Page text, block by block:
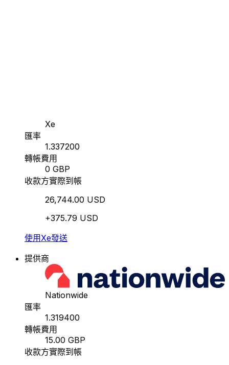
Xe
匯率
1.337200
轉帳費用
0 GBP
收款方實際到帳
26,744.00 USD
+375.79 USD
使用Xe發送
提供商
Nationwide
匯率
1.319400
轉帳費用
15.00 GBP
收款方實際到帳